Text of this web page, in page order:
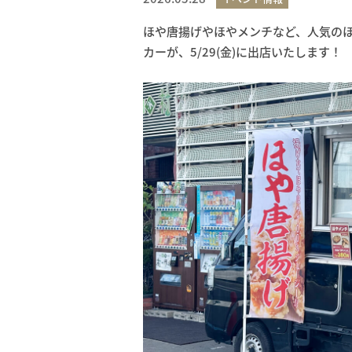
ほや唐揚げやほやメンチなど、人気の
カーが、5/29(金)に出店いたします！